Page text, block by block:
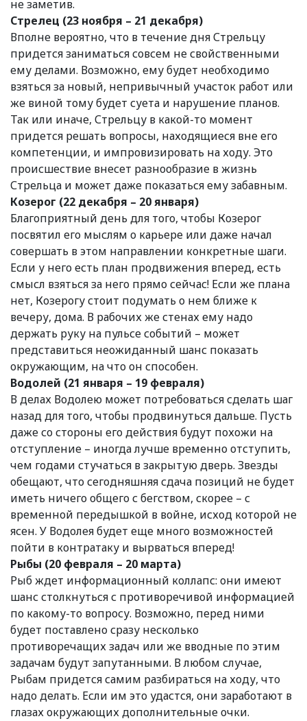
не заметив.
Стрелец (23 ноября – 21 декабря)
Вполне вероятно, что в течение дня Стрельцу
придется заниматься совсем не свойственными
ему делами. Возможно, ему будет необходимо
взяться за новый, непривычный участок работ или
же виной тому будет суета и нарушение планов.
Так или иначе, Стрельцу в какой-то момент
придется решать вопросы, находящиеся вне его
компетенции, и импровизировать на ходу. Это
происшествие внесет разнообразие в жизнь
Стрельца и может даже показаться ему забавным.
Козерог (22 декабря – 20 января)
Благоприятный день для того, чтобы Козерог
посвятил его мыслям о карьере или даже начал
совершать в этом направлении конкретные шаги.
Если у него есть план продвижения вперед, есть
смысл взяться за него прямо сейчас! Если же плана
нет, Козерогу стоит подумать о нем ближе к
вечеру, дома. В рабочих же стенах ему надо
держать руку на пульсе событий – может
представиться неожиданный шанс показать
окружающим, на что он способен.
Водолей (21 января – 19 февраля)
В делах Водолею может потребоваться сделать шаг
назад для того, чтобы продвинуться дальше. Пусть
даже со стороны его действия будут похожи на
отступление – иногда лучше временно отступить,
чем годами стучаться в закрытую дверь. Звезды
обещают, что сегодняшняя сдача позиций не будет
иметь ничего общего с бегством, скорее – с
временной передышкой в войне, исход которой не
ясен. У Водолея будет еще много возможностей
пойти в контратаку и вырваться вперед!
Рыбы (20 февраля – 20 марта)
Рыб ждет информационный коллапс: они имеют
шанс столкнуться с противоречивой информацией
по какому-то вопросу. Возможно, перед ними
будет поставлено сразу несколько
противоречащих задач или же вводные по этим
задачам будут запутанными. В любом случае,
Рыбам придется самим разбираться на ходу, что
надо делать. Если им это удастся, они заработают в
глазах окружающих дополнительные очки.